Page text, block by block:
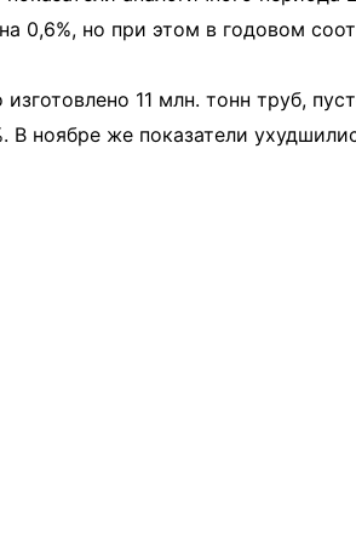
0,6%, но при этом в годовом
11 млн. тонн труб,
ноябре же показатели